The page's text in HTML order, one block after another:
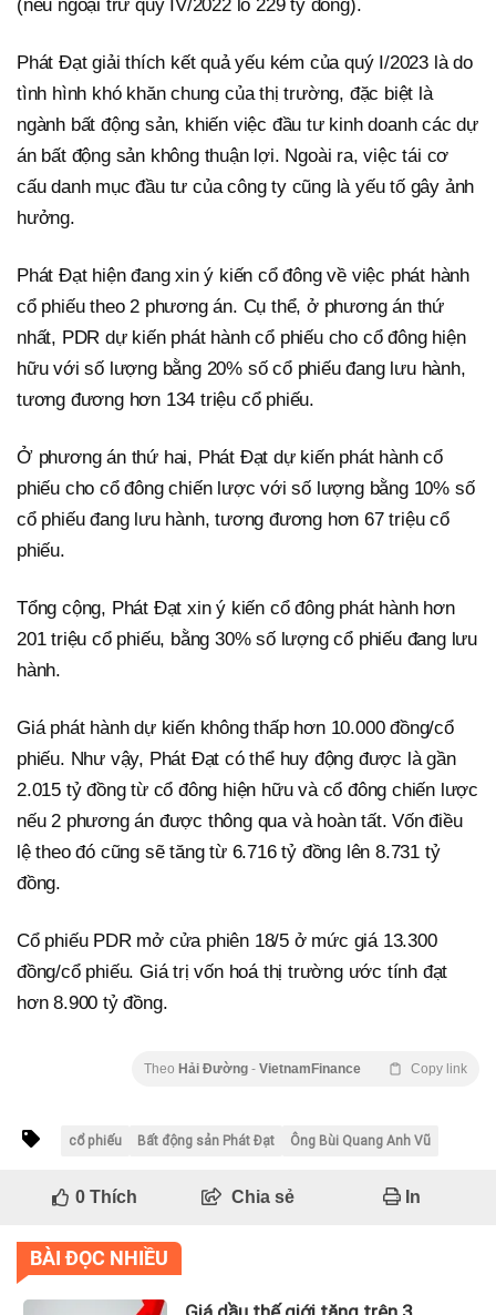
(nếu ngoại trừ quý IV/2022 lỗ 229 tỷ đồng).
Phát Đạt giải thích kết quả yếu kém của quý I/2023 là do
tình hình khó khăn chung của thị trường, đặc biệt là
ngành bất động sản, khiến việc đầu tư kinh doanh các dự
án bất động sản không thuận lợi. Ngoài ra, việc tái cơ
cấu danh mục đầu tư của công ty cũng là yếu tố gây ảnh
hưởng.
Phát Đạt hiện đang xin ý kiến cổ đông về việc phát hành
cổ phiếu theo 2 phương án. Cụ thể, ở phương án thứ
nhất, PDR dự kiến phát hành cổ phiếu cho cổ đông hiện
hữu với số lượng bằng 20% số cổ phiếu đang lưu hành,
tương đương hơn 134 triệu cổ phiếu.
Ở phương án thứ hai, Phát Đạt dự kiến phát hành cổ
phiếu cho cổ đông chiến lược với số lượng bằng 10% số
cổ phiếu đang lưu hành, tương đương hơn 67 triệu cổ
phiếu.
Tổng cộng, Phát Đạt xin ý kiến cổ đông phát hành hơn
201 triệu cổ phiếu, bằng 30% số lượng cổ phiếu đang lưu
hành.
Giá phát hành dự kiến không thấp hơn 10.000 đồng/cổ
phiếu. Như vậy, Phát Đạt có thể huy động được là gần
2.015 tỷ đồng từ cổ đông hiện hữu và cổ đông chiến lược
nếu 2 phương án được thông qua và hoàn tất. Vốn điều
lệ theo đó cũng sẽ tăng từ 6.716 tỷ đồng lên 8.731 tỷ
đồng.
Cổ phiếu PDR mở cửa phiên 18/5 ở mức giá 13.300
đồng/cổ phiếu. Giá trị vốn hoá thị trường ước tính đạt
hơn 8.900 tỷ đồng.
Theo Hải Đường - VietnamFinance Copy link
cổ phiếu Bất động sản Phát Đạt Ông Bùi Quang Anh Vũ
0Thích Chia sẻ In
BÀI ĐỌC NHIỀU